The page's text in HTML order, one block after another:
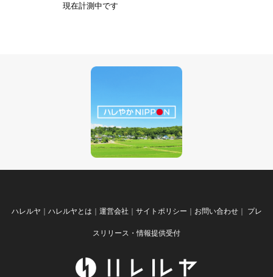
現在計測中です
ハレルヤ ｜ ハレルヤとは ｜ 運営会社 ｜ サイトポリシー ｜ お問い合わせ｜ プレ
スリリース・情報提供受付